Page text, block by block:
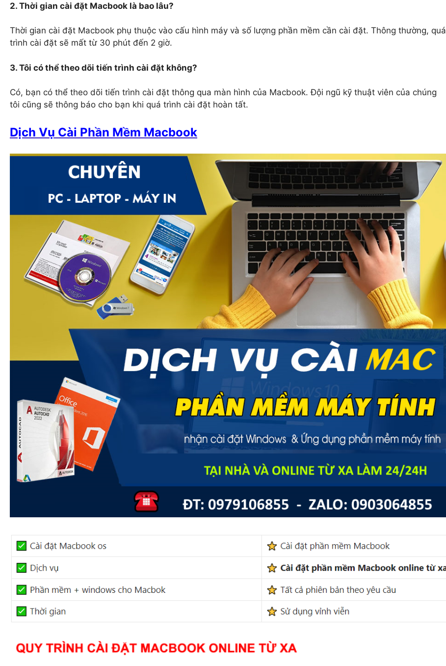
2. Thời gian cài đặt Macbook là bao lâu?
Thời gian cài đặt Macbook phụ thuộc vào cấu hình máy và số lượng phần mềm cần cài đặt. Thông thường, quá
trình cài đặt sẽ mất từ 30 phút đến 2 giờ.
3. Tôi có thể theo dõi tiến trình cài đặt không?
Có, bạn có thể theo dõi tiến trình cài đặt thông qua màn hình của Macbook. Đội ngũ kỹ thuật viên của chúng
tôi cũng sẽ thông báo cho bạn khi quá trình cài đặt hoàn tất.
Dịch Vụ Cài Phần Mềm Macbook